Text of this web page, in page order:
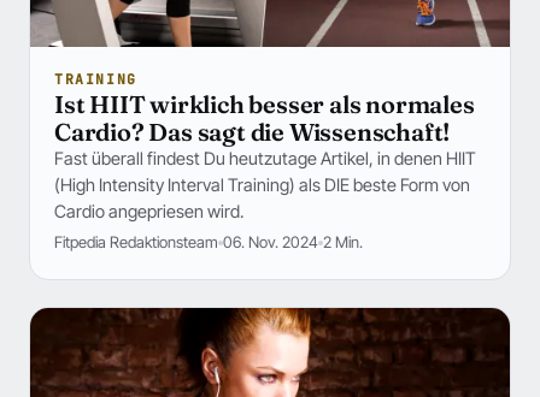
TRAINING
Ist HIIT wirklich besser als normales
Cardio? Das sagt die Wissenschaft!
Fast überall findest Du heutzutage Artikel, in denen HIIT
(High Intensity Interval Training) als DIE beste Form von
Cardio angepriesen wird.
Fitpedia Redaktionsteam 06. Nov. 2024 2 Min.